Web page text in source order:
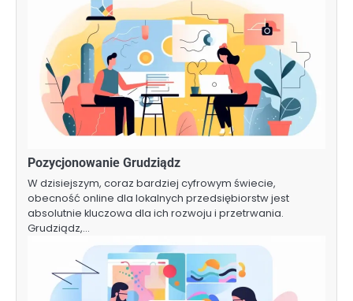
Pozycjonowanie Grudziądz
W dzisiejszym, coraz bardziej cyfrowym świecie,
obecność online dla lokalnych przedsiębiorstw jest
absolutnie kluczowa dla ich rozwoju i przetrwania.
Grudziądz,…